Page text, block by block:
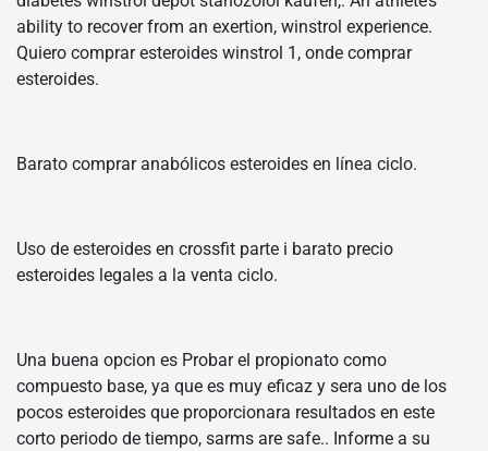
ability to recover from an exertion, winstrol experience.
Quiero comprar esteroides winstrol 1, onde comprar
esteroides.
Barato comprar anabólicos esteroides en línea ciclo.
Uso de esteroides en crossfit parte i barato precio
esteroides legales a la venta ciclo.
Una buena opcion es Probar el propionato como
compuesto base, ya que es muy eficaz y sera uno de los
pocos esteroides que proporcionara resultados en este
corto periodo de tiempo, sarms are safe.. Informe a su